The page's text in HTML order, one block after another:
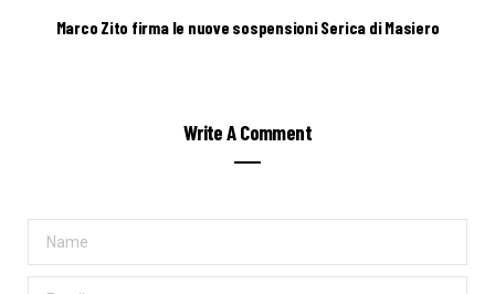
Marco Zito firma le nuove sospensioni Serica di Masiero
Write A Comment